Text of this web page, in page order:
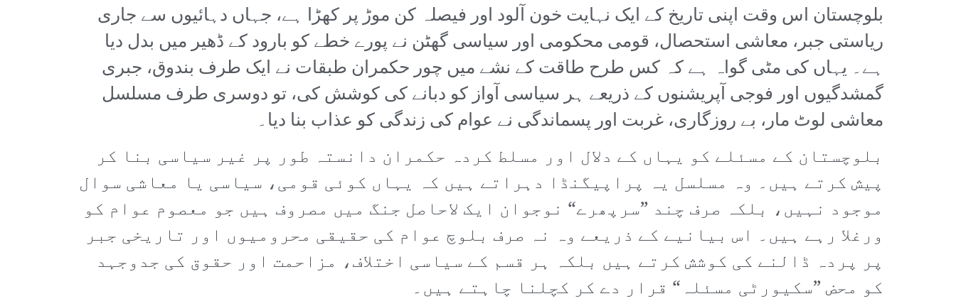
بلوچستان اس وقت اپنی تاریخ کے ایک نہایت خون آلود اور فیصلہ کن موڑ پر کھڑا ہے، جہاں دہائیوں سے جاری
ریاستی جبر، معاشی استحصال، قومی محکومی اور سیاسی گھٹن نے پورے خطے کو بارود کے ڈھیر میں بدل دیا
ہے۔ یہاں کی مٹی گواہ ہے کہ کس طرح طاقت کے نشے میں چور حکمران طبقات نے ایک طرف بندوق، جبری
گمشدگیوں اور فوجی آپریشنوں کے ذریعے ہر سیاسی آواز کو دبانے کی کوشش کی، تو دوسری طرف مسلسل
معاشی لوٹ مار، بے روزگاری، غربت اور پسماندگی نے عوام کی زندگی کو عذاب بنا دیا۔
بلوچستان کے مسئلے کو یہاں کے دلال اور مسلط کردہ حکمران دانستہ طور پر غیر سیاسی بنا کر
پیش کرتے ہیں۔ وہ مسلسل یہ پراپیگنڈا دہراتے ہیں کہ یہاں کوئی قومی، سیاسی یا معاشی سوال
موجود نہیں، بلکہ صرف چند ”سرپھرے“ نوجوان ایک لاحاصل جنگ میں مصروف ہیں جو معصوم عوام کو
ورغلا رہے ہیں۔ اس بیانیے کے ذریعے وہ نہ صرف بلوچ عوام کی حقیقی محرومیوں اور تاریخی جبر
پر پردہ ڈالنے کی کوشش کرتے ہیں بلکہ ہر قسم کے سیاسی اختلاف، مزاحمت اور حقوق کی جدوجہد
کو محض ”سکیورٹی مسئلہ“ قرار دے کر کچلنا چاہتے ہیں۔